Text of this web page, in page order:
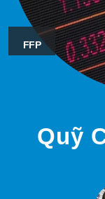
FFP
Quỹ